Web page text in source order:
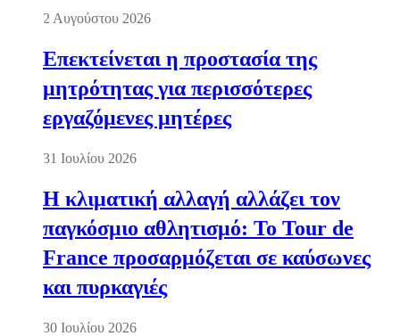
2 Αυγούστου 2026
Επεκτείνεται η προστασία της
μητρότητας για περισσότερες
εργαζόμενες μητέρες
31 Ιουλίου 2026
Η κλιματική αλλαγή αλλάζει τον
παγκόσμιο αθλητισμό: Το Tour de
France προσαρμόζεται σε καύσωνες
και πυρκαγιές
30 Ιουλίου 2026